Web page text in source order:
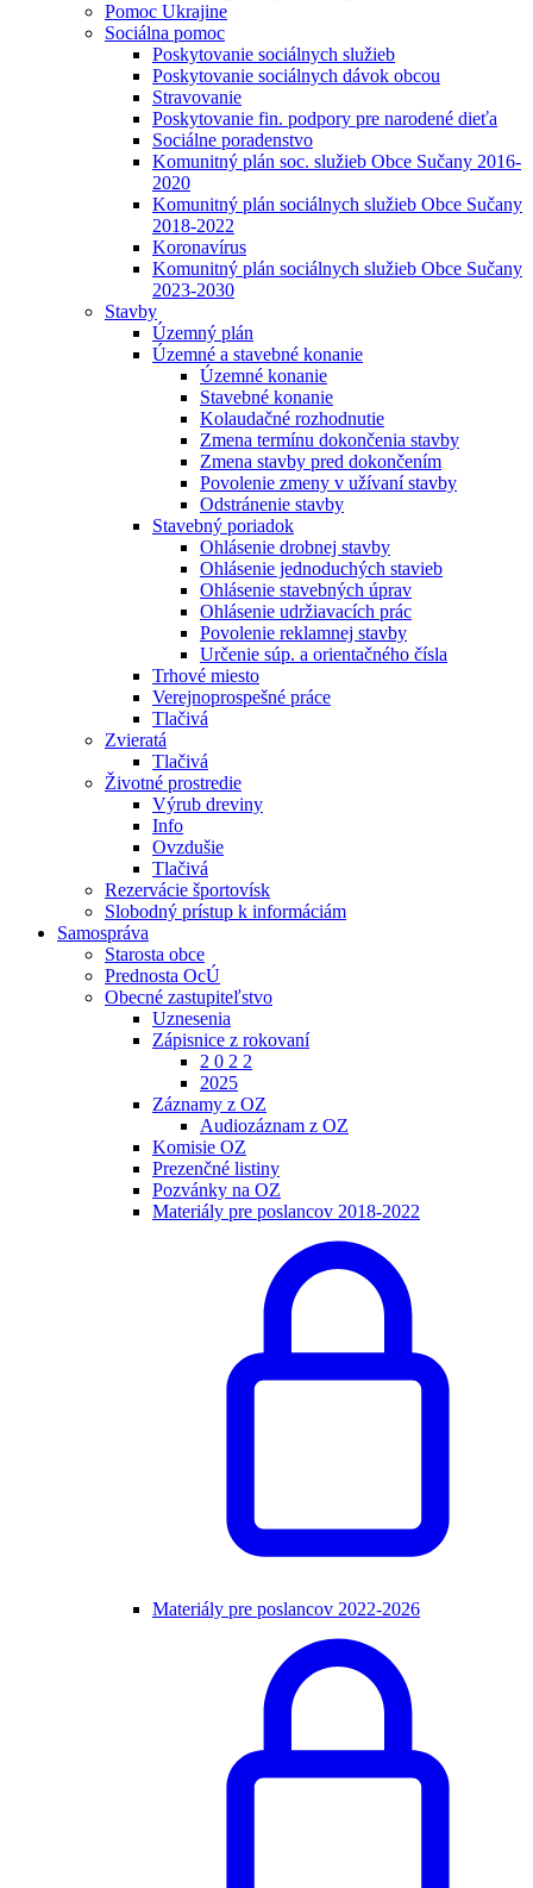
Pomoc Ukrajine
Sociálna pomoc
Poskytovanie sociálnych služieb
Poskytovanie sociálnych dávok obcou
Stravovanie
Poskytovanie fin. podpory pre narodené dieťa
Sociálne poradenstvo
Komunitný plán soc. služieb Obce Sučany 2016-
2020
Komunitný plán sociálnych služieb Obce Sučany
2018-2022
Koronavírus
Komunitný plán sociálnych služieb Obce Sučany
2023-2030
Stavby
Územný plán
Územné a stavebné konanie
Územné konanie
Stavebné konanie
Kolaudačné rozhodnutie
Zmena termínu dokončenia stavby
Zmena stavby pred dokončením
Povolenie zmeny v užívaní stavby
Odstránenie stavby
Stavebný poriadok
Ohlásenie drobnej stavby
Ohlásenie jednoduchých stavieb
Ohlásenie stavebných úprav
Ohlásenie udržiavacích prác
Povolenie reklamnej stavby
Určenie súp. a orientačného čísla
Trhové miesto
Verejnoprospešné práce
Tlačivá
Zvieratá
Tlačivá
Životné prostredie
Výrub dreviny
Info
Ovzdušie
Tlačivá
Rezervácie športovísk
Slobodný prístup k informáciám
Samospráva
Starosta obce
Prednosta OcÚ
Obecné zastupiteľstvo
Uznesenia
Zápisnice z rokovaní
2 0 2 2
2025
Záznamy z OZ
Audiozáznam z OZ
Komisie OZ
Prezenčné listiny
Pozvánky na OZ
Materiály pre poslancov 2018-2022
Materiály pre poslancov 2022-2026